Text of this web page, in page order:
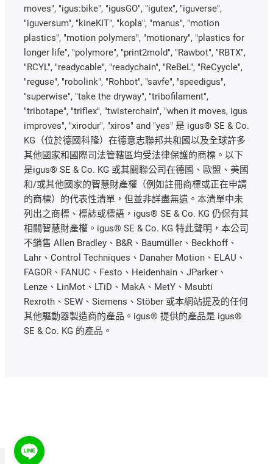
moves", "igus:bike", "igusGO", "igutex", "iguverse",
"iguversum", "kineKIT", "kopla", "manus", "motion
plastics", "motion polymers", "motionary", "plastics for
longer life", "polymore", "print2mold", "Rawbot", "RBTX",
"RCYL", "readycable", "readychain", "ReBeL", "ReCyycle",
"reguse", "robolink", "Rohbot", "savfe", "speedigus",
"superwise", "take the dryway", "tribofilament",
"tribotape", "triflex", "twisterchain", "when it moves, igus
improves", "xirodur", "xiros" and "yes" 是 igus® SE & Co.
KG（位於德國科隆）在德意志聯邦共和國以及全球許多
其他國家和國際司法管轄區均受法律保護的商標。以下
是igus® SE & Co. KG 或其關聯公司在德國、歐盟、美國
和/或其他國家的智慧財產權（例如註冊商標或正在申請
的商標）的代表性清單，但並非詳盡無遺。本清單中未
列出之商標、標誌或標語，igus® SE & Co. KG 仍保有其
相關智慧財產權。igus® SE & Co. KG 特此聲明，本公司
不銷售 Allen Bradley、B&R、Baumüller、Beckhoff、
Lahr、Control Techniques、Danaher Motion、ELAU、
FAGOR、FANUC、Festo、Heidenhain、JParker、
Lenze、LinMot、LTiD、MakA、MetY、Msubti
Rexroth、SEW、Siemens、Stöber 或本網站提及的任何
其他驅動器製造商的產品。igus® 提供的產品是 igus®
SE & Co. KG 的產品。